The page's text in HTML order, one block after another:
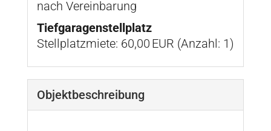
nach Vereinbarung
Tief­garagen­stell­platz
Stellplatzmiete: 60,00 EUR (Anzahl: 1)
Objekt­beschreibung